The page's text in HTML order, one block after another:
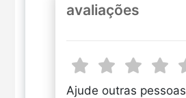
avaliações
Ajude outras pessoas